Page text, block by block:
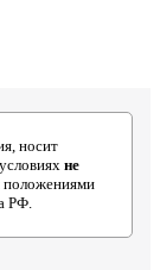
носит
не
положениями
РФ.